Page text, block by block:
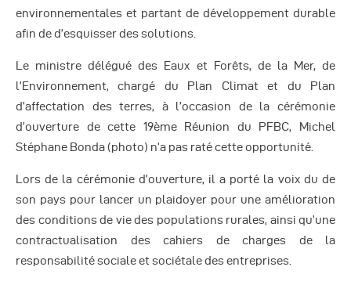
environnementales et partant de développement durable
afin de d’esquisser des solutions.
Le ministre délégué des Eaux et Forêts, de la Mer, de
l’Environnement, chargé du Plan Climat et du Plan
d’affectation des terres, à l’occasion de la cérémonie
d’ouverture de cette 19ème Réunion du PFBC, Michel
Stéphane Bonda (photo) n’a pas raté cette opportunité.
Lors de la cérémonie d’ouverture, il a porté la voix du de
son pays pour lancer un plaidoyer pour une amélioration
des conditions de vie des populations rurales, ainsi qu’une
contractualisation des cahiers de charges de la
responsabilité sociale et sociétale des entreprises.